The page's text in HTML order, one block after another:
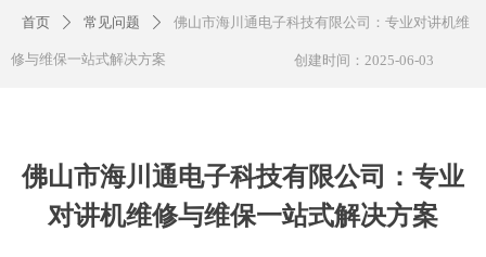
佛山市海川通电子科技有限公司：专业
对讲机维修与维保一站式解决方案
首页 ꄲ 常见问题 ꄲ 佛山市海川通电子科技有限公司：专业对讲机维
修与维保一站式解决方案 创建时间： 2025-06-03